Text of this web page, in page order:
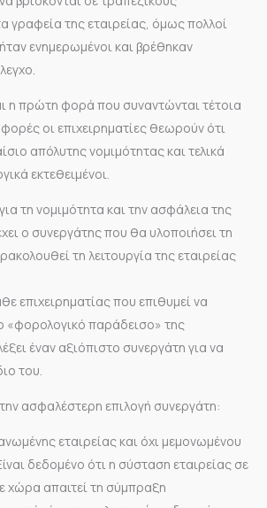
γραφεία της εταιρείας, όμως πολλοί
ενημερωμένοι και βρέθηκαν
η πρώτη φορά που συναντώνται τέτοια
οι επιχειρηματίες θεωρούν ότι
απόλυτης νομιμότητας και τελικά
εκτεθειμένοι.
τη νομιμότητα και την ασφάλεια της
ο συνεργάτης που θα υλοποιήσει τη
τη λειτουργία της εταιρείας
επιχειρηματίας που επιθυμεί να
«φορολογικό παράδεισο» της
έναν αξιόπιστο συνεργάτη για να
του.
την ασφαλέστερη επιλογή συνεργάτη:
εταιρείας και όχι μεμονωμένου
δεδομένο ότι η σύσταση εταιρείας σε
χώρα απαιτεί τη σύμπραξη